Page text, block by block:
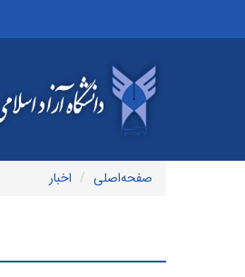
صفحه‌اصلی اخبار